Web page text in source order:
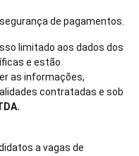
de pagamentos.
limitado aos dados dos
e estão
as informações,
contratadas e sob
a vagas de